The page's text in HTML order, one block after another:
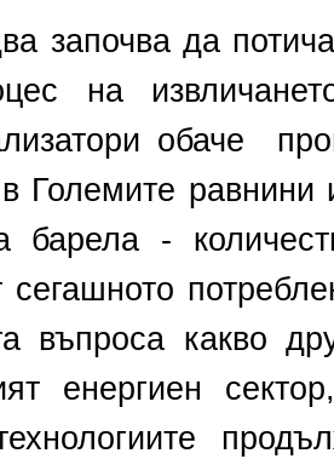
започва да
на
обаче
Големите
барела -
сегашното
въпроса какво
енергиен